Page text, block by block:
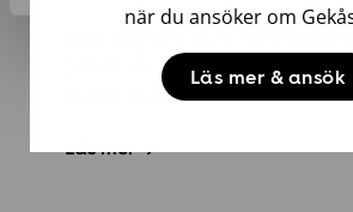
dag. Konceptet med att
samma höga och jämna kvalité
traditionell optiker, är helt unikt
Läs mer
när du ansöker om
Läs mer & ansök